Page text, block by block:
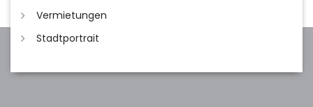
Vermietungen
Stadtportrait